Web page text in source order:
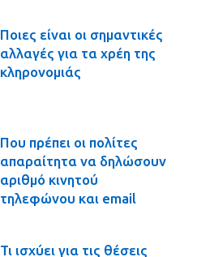
Ποιες είναι οι σημαντικές
αλλαγές για τα χρέη της
κληρονομιάς
Που πρέπει οι πολίτες
απαραίτητα να δηλώσουν
αριθμό κινητού
τηλεφώνου και email
Τι ισχύει για τις θέσεις